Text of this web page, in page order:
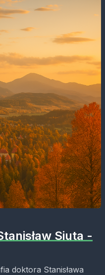
Siuta -
doktora Stanisława